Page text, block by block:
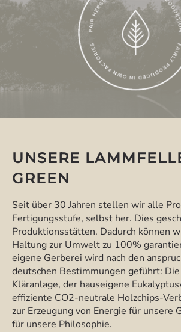
UNSERE
GREEN
Seit über 30 Jahren stellen wir alle
Fertigungsstufe, selbst her. Dies
Produktionsstätten. Dadurch können
Haltung zur Umwelt zu 100%
eigene Gerberei wird nach den
deutschen Bestimmungen geführt:
Kläranlage, der hauseigene
effiziente CO2-neutrale Holzchips-
zur Erzeugung von Energie für unsere
für unsere Philosophie.